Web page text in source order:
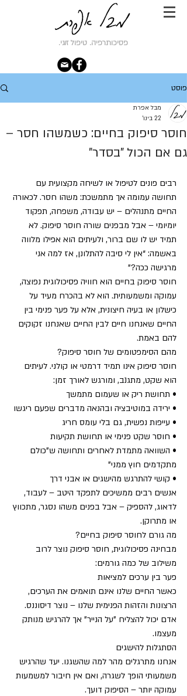
פסיכותרפיה. טיפול זוגי.
פוסט
חוסר סיפוק בחיים: כשמשהו חסר –
גם אם הכול "בסדר"
מבל אפרת
22 בינו׳
רבים פונים לטיפול או לשיחה מקצועית עם
תחושה עמומה אך מתמשכת: משהו חסר. לכאורה
החיים מתנהלים – יש עבודה, משפחה, תפקוד
יומיומי – אבל מבפנים שורה חוסר סיפוק. לא
תמיד יש לו שם ברור, ולעיתים הוא אפילו מלווה
באשמה: “אין לי סיבה להתלונן, אז למה אני
מרגישה ככה?”
חוסר סיפוק בחיים הוא חוויה פסיכולוגית נפוצה,
עמוקה ומשמעותית. הוא לא בהכרח מעיד על
כישלון או בעיה חיצונית, אלא על פער פנימי בין
החיים שאנחנו חיים לבין החיים שאנחנו זקוקים
להם באמת.
מהם הסימפטומים של חוסר סיפוק?
חוסר סיפוק אינו תמיד דרמטי או קולני. לעיתים
הוא שקט, מתגנב, ומורגש לאורך זמן:
• תחושת ריק או שעמום מתמשך
• ירידה במוטיבציה ובהנאה מדברים שפעם ריגשו
• עייפות נפשית, גם בלי עומס חריג
• חוסר שקט פנימי או תחושת תקיעות
• השוואה מתמדת לאחרים ותחושה ש"כולם
מתקדמים חוץ ממני"
• קושי להתרגש מהישגים או אבני דרך
אנשים רבים ממשיכים לתפקד היטב – לעבוד,
לדאוג, להספיק – אבל בפנים משהו נסגר, מתכווץ
או מתרוקן.
מה גורם לחוסר סיפוק בחיים?
מבחינה פסיכולוגית, חוסר סיפוק נוצר לרוב
משילוב של כמה גורמים:
פער בין ערכים למציאות
כאשר החיים שלנו אינם תואמים את הערכים,
הרצונות והזהות הפנימית שלנו – נוצר דיסוננס.
אדם יכול להצליח "על הנייר" אך להרגיש מנותק
מעצמו.
הסתגלות להישגים
אנחנו מתרגלים מהר למה שהשגנו. יעד שהרגיש
משמעותי הופך לשגרה, ואם אין חיבור למשמעות
עמוקה יותר – הסיפוק דועך.